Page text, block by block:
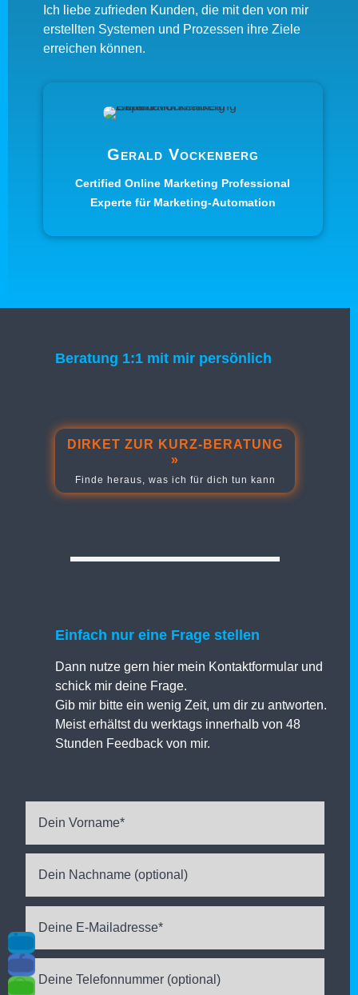
Ich liebe zufrieden Kunden, die mit den von mir
erstellten Systemen und Prozessen ihre Ziele
erreichen können.
Gerald Vockenberg
Certified Online Marketing Professional
Experte für Marketing-Automation
Beratung 1:1 mit mir persönlich
DIRKET ZUR KURZ-BERATUNG
»
Finde heraus, was ich für dich tun kann
Einfach nur eine Frage stellen
Dann nutze gern hier mein Kontaktformular und
schick mir deine Frage.
Gib mir bitte ein wenig Zeit, um dir zu antworten.
Meist erhältst du werktags innerhalb von 48
Stunden Feedback von mir.